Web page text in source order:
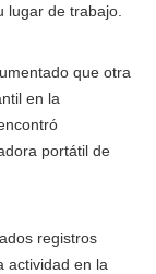
lugar de trabajo.
que otra
en la
portátil de
registros
actividad en la